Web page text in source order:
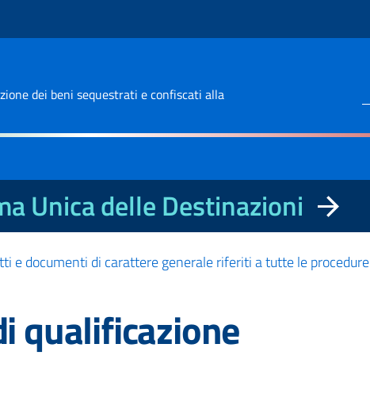
dei beni sequestrati e confiscati alla
Unica delle Destinazioni
e documenti di carattere generale riferiti a tutte le procedure
qualificazione